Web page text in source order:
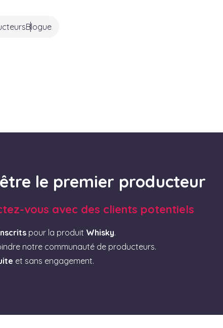
Blogue
le premier producteur
vous avec des clients potentiels
pour la produit Whisky.
notre communauté de producteurs.
et sans engagement.